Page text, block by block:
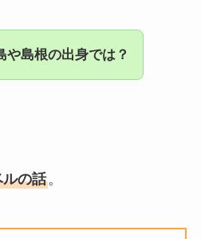
や島根の出身では？
の話。